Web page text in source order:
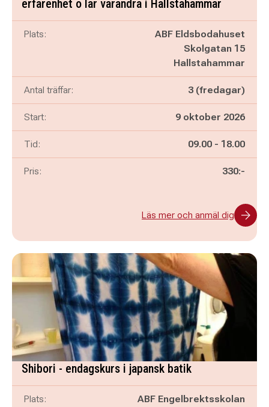
erfarenhet o lär varandra i Hallstahammar
Plats:
ABF Eldsbodahuset
Skolgatan 15
Hallstahammar
Antal träffar: 3 (fredagar)
Start: 9 oktober 2026
Tid: Pågår mellan
09.00 - och
18.00
Pris: 330:-
Läs mer och anmäl dig
Shibori - endagskurs i japansk batik
Plats:
ABF Engelbrektsskolan